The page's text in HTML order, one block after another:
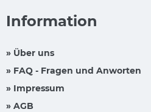
Information
» Über uns
» FAQ - Fragen und Anworten
» Impressum
» AGB